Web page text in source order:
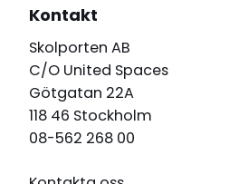
Kontakt
Skolporten AB
C/O United Spaces
Götgatan 22A
118 46 Stockholm
08-562 268 00